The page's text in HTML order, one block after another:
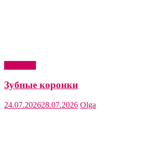
Зубные коронки
24.07.202628.07.2026 Olga